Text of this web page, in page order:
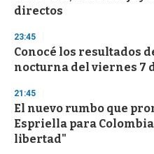
3
s
e
c
o
d
s
directos
23:45
Conocé los resultados
nocturna del viernes 7
21:45
El nuevo rumbo que
Espriella para
libertad"